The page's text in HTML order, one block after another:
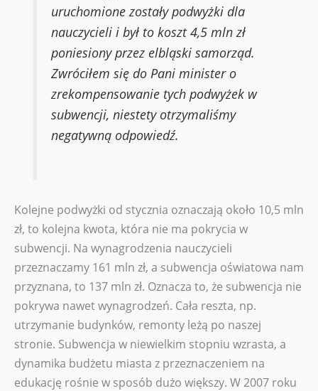
uruchomione zostały podwyżki dla
nauczycieli i był to koszt 4,5 mln zł
poniesiony przez elbląski samorząd.
Zwróciłem się do Pani minister o
zrekompensowanie tych podwyżek w
subwencji, niestety otrzymaliśmy
negatywną odpowiedź.
Kolejne podwyżki od stycznia oznaczają około 10,5 mln
zł, to kolejna kwota, która nie ma pokrycia w
subwencji. Na wynagrodzenia nauczycieli
przeznaczamy 161 mln zł, a subwencja oświatowa nam
przyznana, to 137 mln zł. Oznacza to, że subwencja nie
pokrywa nawet wynagrodzeń. Cała reszta, np.
utrzymanie budynków, remonty leżą po naszej
stronie. Subwencja w niewielkim stopniu wzrasta, a
dynamika budżetu miasta z przeznaczeniem na
edukację rośnie w sposób dużo większy. W 2007 roku